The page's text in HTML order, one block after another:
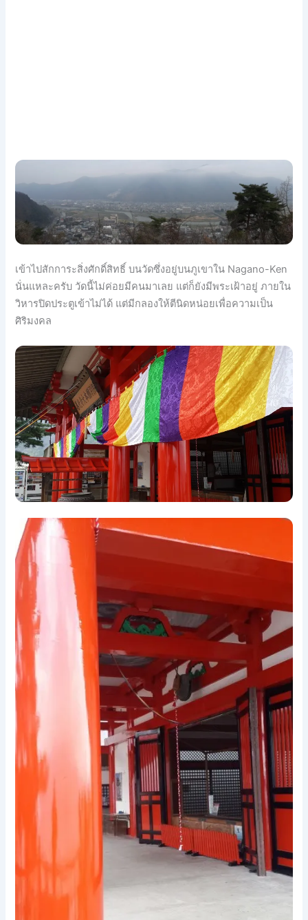
เข้าไปสักการะสิ่งศักดิ์สิทธิ์ บนวัดซึ่งอยู่บนภูเขาใน Nagano-Ken
นั่นแหละครับ วัดนี้ไม่ค่อยมีคนมาเลย แต่ก็ยังมีพระเฝ้าอยู่ ภายใน
วิหารปิดประตูเข้าไม่ได้ แต่มีกลองให้ตีนิดหน่อยเพื่อความเป็น
ศิริมงคล